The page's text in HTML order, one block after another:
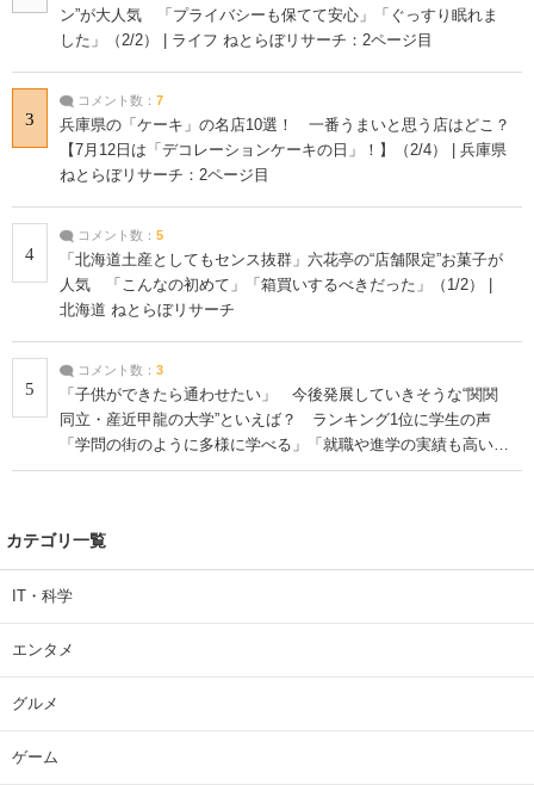
ン”が大人気 「プライバシーも保てて安心」「ぐっすり眠れま
した」（2/2） | ライフ ねとらぼリサーチ：2ページ目
3
コメント数： 7
兵庫県の「ケーキ」の名店10選！ 一番うまいと思う店はどこ？
【7月12日は「デコレーションケーキの日」！】（2/4） | 兵庫県
ねとらぼリサーチ：2ページ目
4
コメント数： 5
「北海道土産としてもセンス抜群」六花亭の“店舗限定”お菓子が
人気 「こんなの初めて」「箱買いするべきだった」（1/2） |
北海道 ねとらぼリサーチ
5
コメント数： 3
「子供ができたら通わせたい」 今後発展していきそうな“関関
同立・産近甲龍の大学”といえば？ ランキング1位に学生の声
「学問の街のように多様に学べる」「就職や進学の実績も高い」
| 大学 ねとらぼリサーチ
カテゴリ一覧
IT・科学
エンタメ
グルメ
ゲーム